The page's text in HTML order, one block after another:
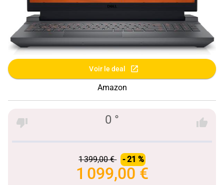
Voir le deal
Amazon
0 °
1 399,00 € - 21 %
1 099,00 €